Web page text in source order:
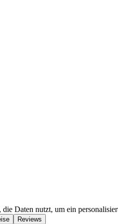
Daten nutzt, um ein
Reviews